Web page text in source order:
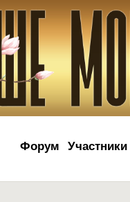
Форум Участники